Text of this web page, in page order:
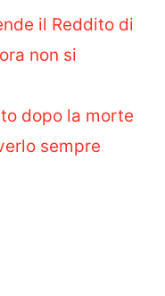
il Reddito di
non si
dopo la morte
sempre